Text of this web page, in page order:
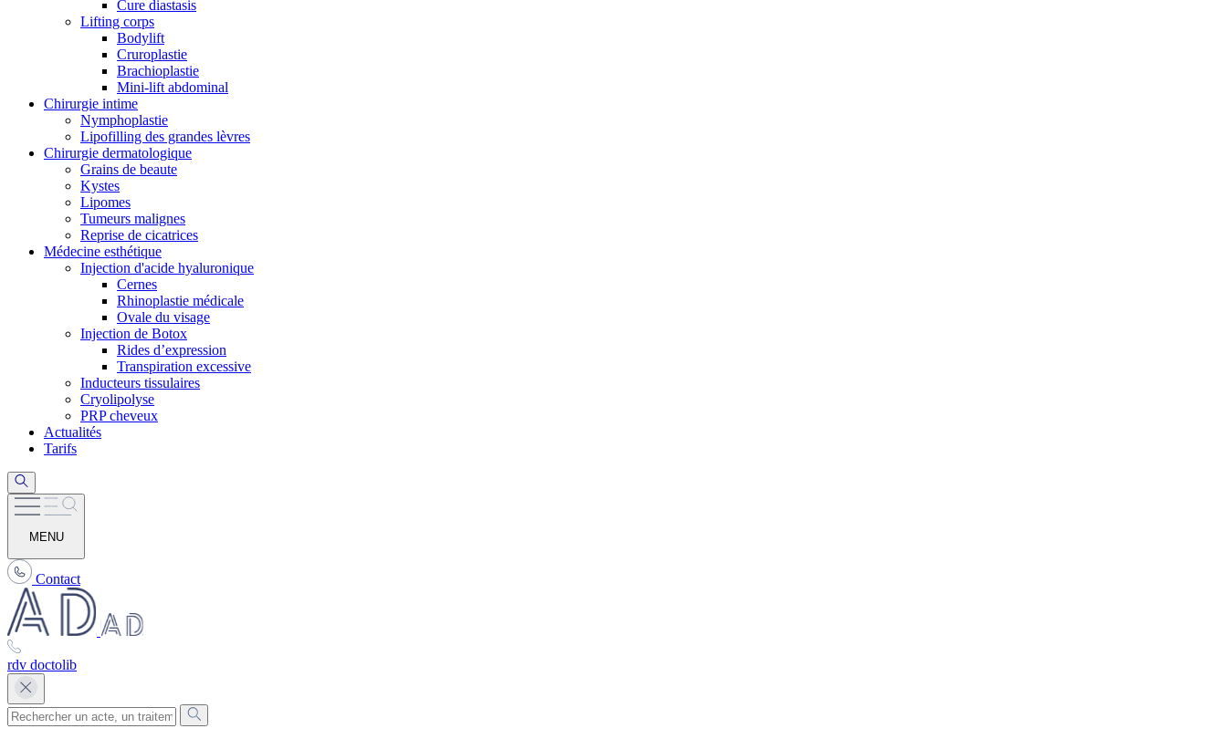
Cure diastasis
Lifting corps
Bodylift
Cruroplastie
Brachioplastie
Mini-lift abdominal
Chirurgie intime
Nymphoplastie
Lipofilling des grandes lèvres
Chirurgie dermatologique
Grains de beaute
Kystes
Lipomes
Tumeurs malignes
Reprise de cicatrices
Médecine esthétique
Injection d'acide hyaluronique
Cernes
Rhinoplastie médicale
Ovale du visage
Injection de Botox
Rides d’expression
Transpiration excessive
Inducteurs tissulaires
Cryolipolyse
PRP cheveux
Actualités
Tarifs
MENU
Contact
rdv doctolib